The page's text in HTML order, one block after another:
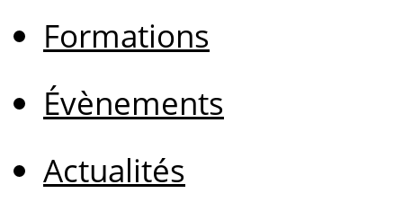
Formations
Évènements
Actualités